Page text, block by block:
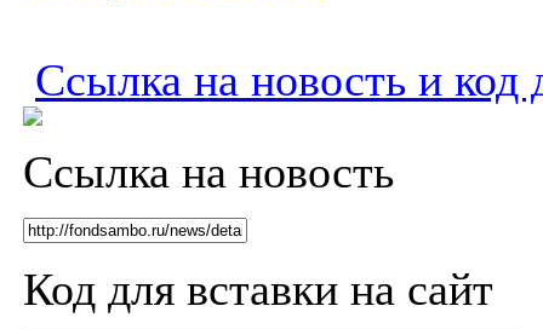
Ссылка на новость и код
Ссылка на новость
Код для вставки на сайт